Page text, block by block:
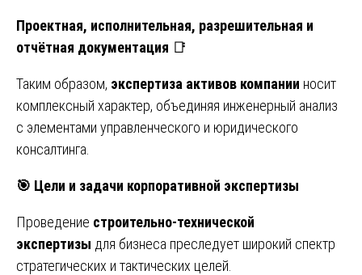
Проектная, исполнительная, разрешительная и
отчётная документация 📑
Таким образом, экспертиза активов компании носит
комплексный характер, объединяя инженерный анализ
с элементами управленческого и юридического
консалтинга.
🎯 Цели и задачи корпоративной экспертизы
Проведение строительно-технической
экспертизы для бизнеса преследует широкий спектр
стратегических и тактических целей.